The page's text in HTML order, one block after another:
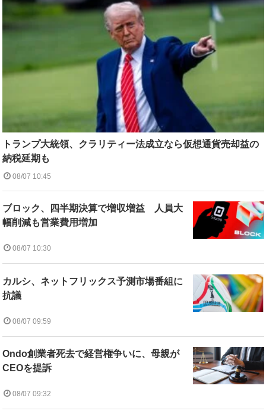
トランプ大統領、クラリティー法成立なら仮想通貨売却益の
納税延期も
08/07 10:45
ブロック、四半期決算で増収増益 人員大
幅削減も営業費用増加
08/07 10:30
カルシ、ネットフリックス予測市場番組に
抗議
08/07 09:59
Ondo創業者死去で経営権争いに、母親が
CEOを提訴
08/07 09:32